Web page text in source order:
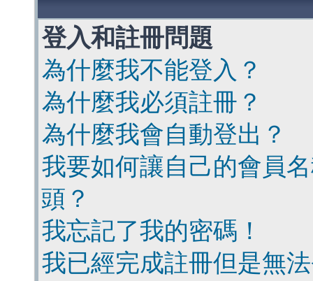
登入和註冊問題
為什麼我不能登入？
為什麼我必須註冊？
為什麼我會自動登出？
我要如何讓自己的會員
頭？
我忘記了我的密碼！
我已經完成註冊但是無